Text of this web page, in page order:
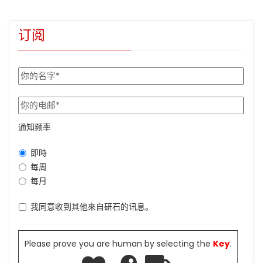
订阅
通知频率
即時
每周
每月
我同意收到其他來自研石的讯息。
Please prove you are human by selecting the Key.